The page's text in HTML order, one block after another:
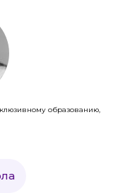
образованию,